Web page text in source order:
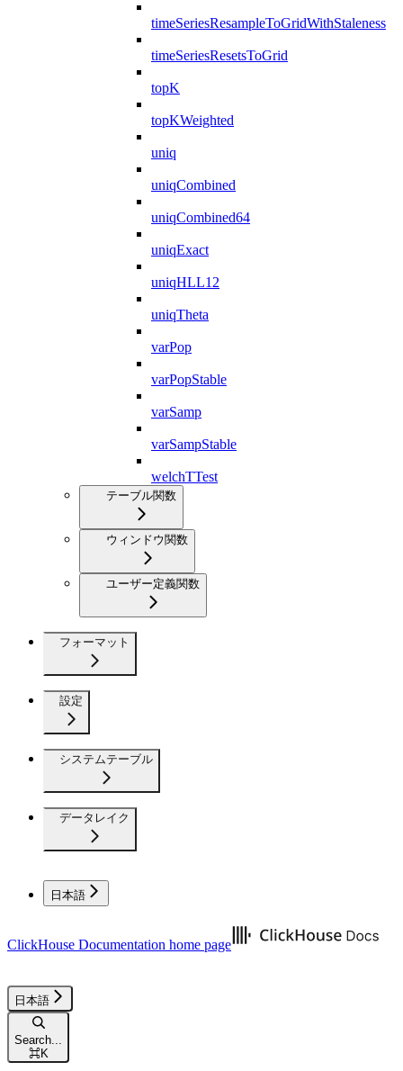
timeSeriesResampleToGridWithStaleness
timeSeriesResetsToGrid
topK
topKWeighted
uniq
uniqCombined
uniqCombined64
uniqExact
uniqHLL12
uniqTheta
varPop
varPopStable
varSamp
varSampStable
welchTTest
テーブル関数
ウィンドウ関数
ユーザー定義関数
フォーマット
設定
システムテーブル
データレイク
日本語
ClickHouse Documentation home page
日本語
Search...
⌘K